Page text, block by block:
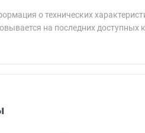
о технических
на последних доступных
линзы:
Выдаем товар в рабочие